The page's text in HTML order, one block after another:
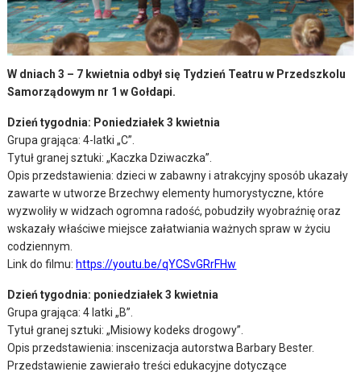
W dniach 3 – 7 kwietnia odbył się Tydzień Teatru w Przedszkolu
Samorządowym nr 1 w Gołdapi.
Dzień tygodnia: Poniedziałek 3 kwietnia
Grupa grająca: 4-latki „C”.
Tytuł granej sztuki: „Kaczka Dziwaczka”.
Opis przedstawienia: dzieci w zabawny i atrakcyjny sposób ukazały
zawarte w utworze Brzechwy elementy humorystyczne, które
wyzwoliły w widzach ogromna radość, pobudziły wyobraźnię oraz
wskazały właściwe miejsce załatwiania ważnych spraw w życiu
codziennym.
Link do filmu: https://youtu.be/qYCSvGRrFHw
Dzień tygodnia: poniedziałek 3 kwietnia
Grupa grająca: 4 latki „B”.
Tytuł granej sztuki: „Misiowy kodeks drogowy”.
Opis przedstawienia: inscenizacja autorstwa Barbary Bester.
Przedstawienie zawierało treści edukacyjne dotyczące